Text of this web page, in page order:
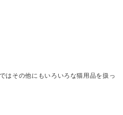
はその他にもいろいろな猫用品を扱っ